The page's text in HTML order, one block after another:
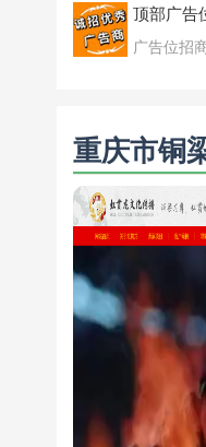
顶部广告
重庆市铜